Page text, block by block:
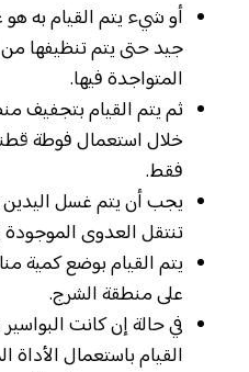
أو شيء يتم القيام به
جيد حتى يتم تنظيفها
المتواجدة فيها.
ثم يتم القيام بتجفيف
خلال استعمال فوطة
فقط.
يجب أن يتم غسل اليدين
تنتقل العدوى
يتم القيام بوضع كمية
على منطقة الشرج.
في حالة إن كانت
القيام باستعمال الأداة